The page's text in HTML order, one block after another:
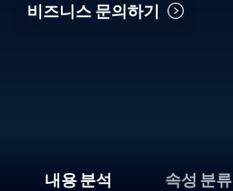
비즈니스 문의하기
내용 분석 속성 분류